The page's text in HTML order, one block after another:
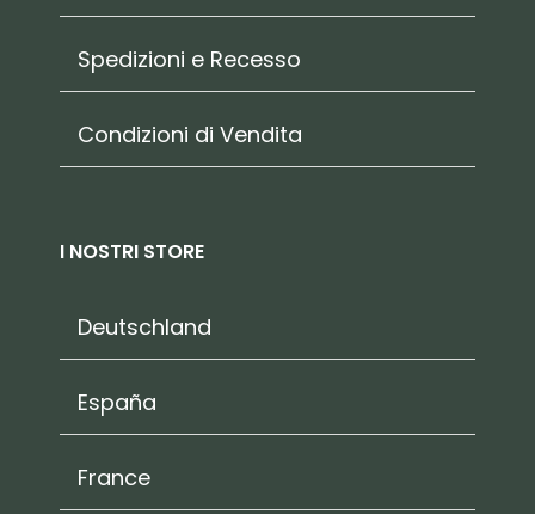
Spedizioni e Recesso
Condizioni di Vendita
I NOSTRI STORE
Deutschland
España
France